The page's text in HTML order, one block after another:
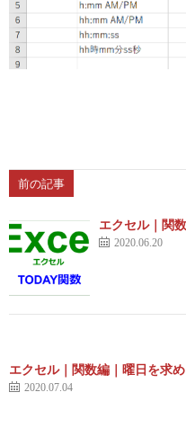
前の記事
エクセル｜関
2020.06.20
エクセル｜関数編｜曜日を求
2020.07.04